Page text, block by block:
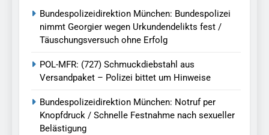
Bundespolizeidirektion München: Bundespolizei
nimmt Georgier wegen Urkundendelikts fest /
Täuschungsversuch ohne Erfolg
POL-MFR: (727) Schmuckdiebstahl aus
Versandpaket – Polizei bittet um Hinweise
Bundespolizeidirektion München: Notruf per
Knopfdruck / Schnelle Festnahme nach sexueller
Belästigung